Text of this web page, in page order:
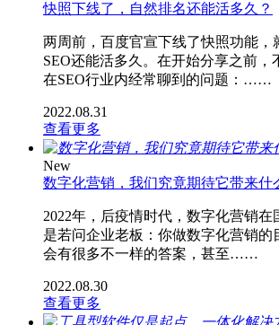
快照下线了，自然排名还能活多久？
两周前，百度官宣下线了快照功能，
SEO还能活多久。在开始分享之前，
在SEO行业内经常聊到的问题：……
2022.08.31
查看更多
New
数字化营销，我们究竟期待它带来什
2022年，后疫情时代，数字化营销在
是若问企业老板：你做数字化营销的
会有很多不一样的答案，甚至……
2022.08.30
查看更多